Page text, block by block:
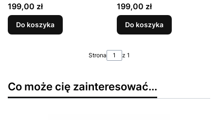
Cena
199,00 zł
Do koszyka
Cena
199,00 zł
Do koszyka
Strona z 1
Co może cię zainteresować...